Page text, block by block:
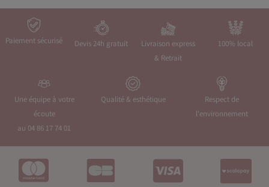
Paiement sécurisé Devis 24h gratuit
Livraison express
& Retrait
100% local
Une équipe à votre
écoute
au 04 86 17 74 01
Qualité & esthétique
Respect de
l'environnement